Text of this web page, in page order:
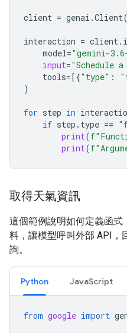
client = genai .Client
interaction = client.
model="gemini-
input="Schedule
tools=[{"type" :
)
for step in
if step . type ==
print(f
print(f
取得天氣資訊
這個範例說明如何定義函
料，讓模型呼叫外部 API，
詢。
Python JavaScript
from google import